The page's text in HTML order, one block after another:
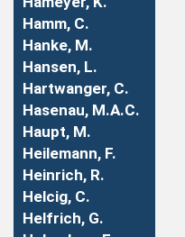
Hamm, C.
Hanke, M.
Hansen, L.
Hartwanger, C.
Hasenau, M.A.C.
Haupt, M.
Heilemann, F.
Heinrich, R.
Helcig, C.
Helfrich, G.